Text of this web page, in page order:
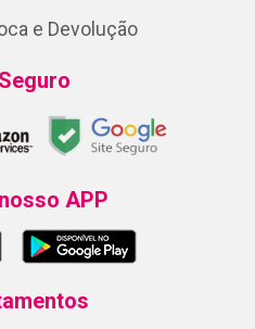
e Devolução
APP